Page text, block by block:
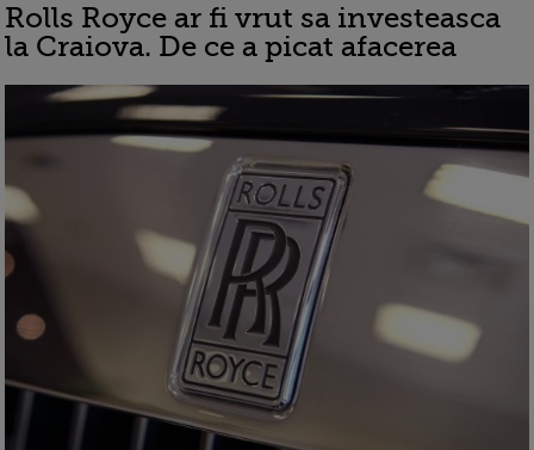
Rolls Royce ar fi vrut sa investeasca
la Craiova. De ce a picat afacerea